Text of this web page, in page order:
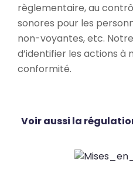
règlementaire, au
sonores pour les
non-voyantes, etc.
d’identifier les actions à
conformité.
Voir aussi la